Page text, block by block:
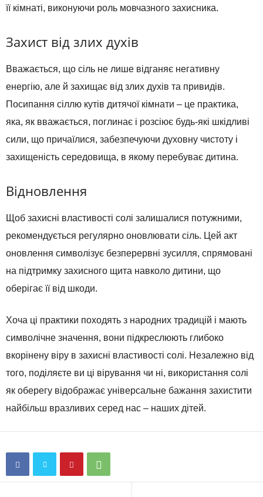
її кімнаті, виконуючи роль мовчазного захисника.
Захист від злих духів
Вважається, що сіль не лише відганяє негативну
енергію, але й захищає від злих духів та привидів.
Посипання сіллю кутів дитячої кімнати – це практика,
яка, як вважається, поглинає і розсіює будь-які шкідливі
сили, що причаїлися, забезпечуючи духовну чистоту і
захищеність середовища, в якому перебуває дитина.
Відновлення
Щоб захисні властивості солі залишалися потужними,
рекомендується регулярно оновлювати сіль. Цей акт
оновлення символізує безперервні зусилля, спрямовані
на підтримку захисного щита навколо дитини, що
оберігає її від шкоди.
Хоча ці практики походять з народних традицій і мають
символічне значення, вони підкреслюють глибоко
вкорінену віру в захисні властивості солі. Незалежно від
того, поділяєте ви ці вірування чи ні, використання солі
як оберегу відображає універсальне бажання захистити
найбільш вразливих серед нас – наших дітей.